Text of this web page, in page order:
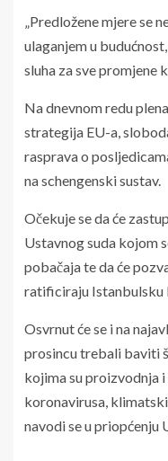
„Predložene mjere se
ulaganjem u
sluha za sve promjene
Na dnevnom redu
strategija EU-a,
rasprava o
na schengenski sustav.
Očekuje se da će
Ustavnog suda kojom
pobačaja te da će
ratificiraju Istanbulsku
Osvrnut će se i na
prosincu trebali baviti
kojima su proizvodnja
koronavirusa,
navodi se u priopćenju